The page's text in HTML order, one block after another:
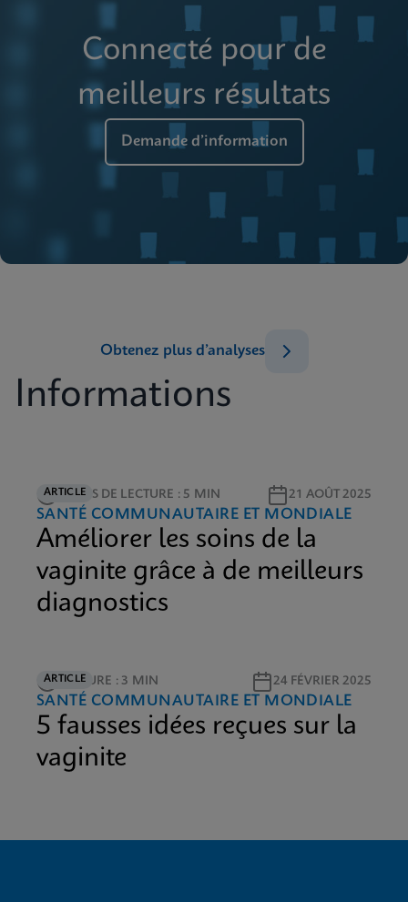
Connecté pour de
meilleurs résultats
Demande d’information
Informations
Obtenez plus d’analyses
ARTICLE
TEMPS DE LECTURE : 5 MIN 21 AOÛT 2025
SANTÉ COMMUNAUTAIRE ET MONDIALE
Améliorer les soins de la
vaginite grâce à de meilleurs
diagnostics
ARTICLE
LECTURE : 3 MIN 24 FÉVRIER 2025
SANTÉ COMMUNAUTAIRE ET MONDIALE
5 fausses idées reçues sur la
vaginite